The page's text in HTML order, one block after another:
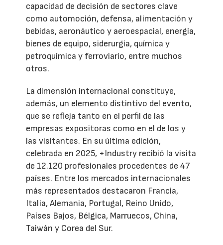
capacidad de decisión de sectores clave
como automoción, defensa, alimentación y
bebidas, aeronáutico y aeroespacial, energía,
bienes de equipo, siderurgia, química y
petroquímica y ferroviario, entre muchos
otros.
La dimensión internacional constituye,
además, un elemento distintivo del evento,
que se refleja tanto en el perfil de las
empresas expositoras como en el de los y
las visitantes. En su última edición,
celebrada en 2025, +Industry recibió la visita
de 12.120 profesionales procedentes de 47
países. Entre los mercados internacionales
más representados destacaron Francia,
Italia, Alemania, Portugal, Reino Unido,
Países Bajos, Bélgica, Marruecos, China,
Taiwán y Corea del Sur.